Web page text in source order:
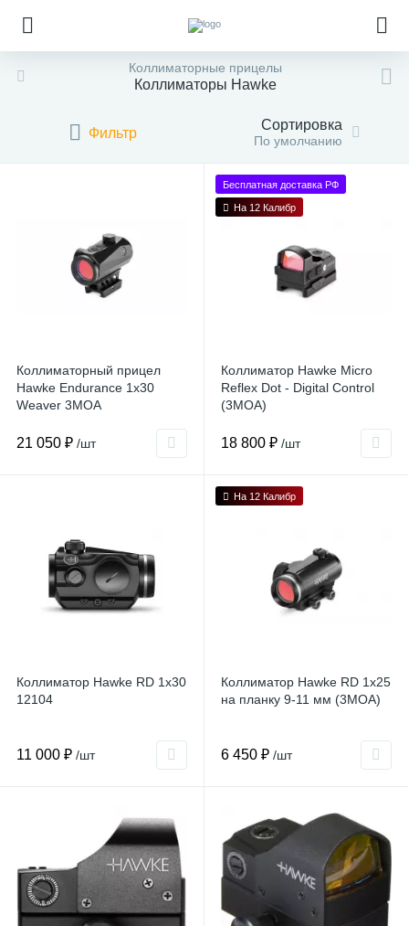
Коллиматорные прицелы
Коллиматоры Hawke
Фильтр Сортировка
По умолчанию
Коллиматорный прицел
Hawke Endurance 1x30
Weaver 3MOA
21 050 ₽ /шт
Бесплатная доставка РФ
На 12 Калибр
Коллиматор Hawke Micro
Reflex Dot - Digital Control
(3MOA)
18 800 ₽ /шт
Коллиматор Hawke RD 1x30
12104
11 000 ₽ /шт
На 12 Калибр
Коллиматор Hawke RD 1x25
на планку 9-11 мм (3MOA)
6 450 ₽ /шт